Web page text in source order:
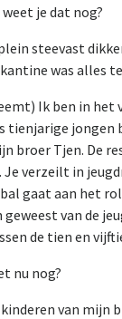
je dat nog?
steevast
was alles
Ik ben in het
tienjarige jongen
broer Tjen. De
verzeilt in
gaat aan het
van de
de tien en
nu nog?
kinderen van mijn